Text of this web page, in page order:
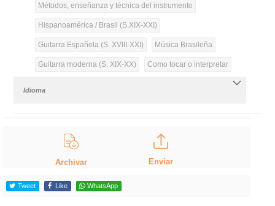
Métodos, enseñanza y técnica del instrumento
Hispanoamérica / Brasil (S.XIX-XXI)
Guitarra Española (S. XVIII-XXI) Música Brasileña
Guitarra moderna (S. XIX-XX) Como tocar o interpretar
Idioma
Archivar Enviar
Tweet Like WhatsApp